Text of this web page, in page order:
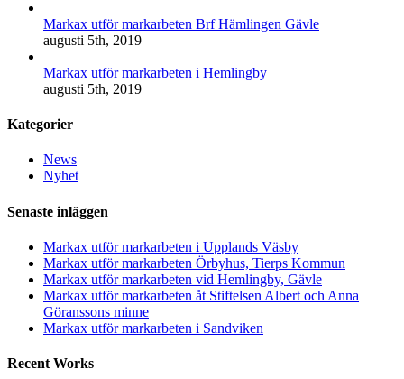
Markax utför markarbeten Brf Hämlingen Gävle
augusti 5th, 2019
Markax utför markarbeten i Hemlingby
augusti 5th, 2019
Kategorier
News
Nyhet
Senaste inläggen
Markax utför markarbeten i Upplands Väsby
Markax utför markarbeten Örbyhus, Tierps Kommun
Markax utför markarbeten vid Hemlingby, Gävle
Markax utför markarbeten åt Stiftelsen Albert och Anna
Göranssons minne
Markax utför markarbeten i Sandviken
Recent Works